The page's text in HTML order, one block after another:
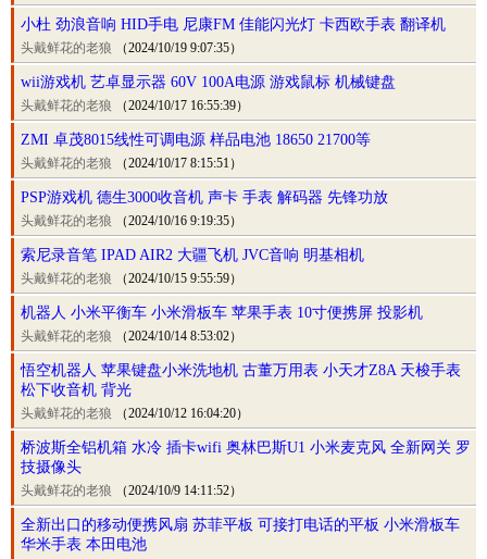
小杜 劲浪音响 HID手电 尼康FM 佳能闪光灯 卡西欧手表 翻译机
头戴鲜花的老狼 （2024/10/19 9:07:35）
wii游戏机 艺卓显示器 60V 100A电源 游戏鼠标 机械键盘
头戴鲜花的老狼 （2024/10/17 16:55:39）
ZMI 卓茂8015线性可调电源 样品电池 18650 21700等
头戴鲜花的老狼 （2024/10/17 8:15:51）
PSP游戏机 德生3000收音机 声卡 手表 解码器 先锋功放
头戴鲜花的老狼 （2024/10/16 9:19:35）
索尼录音笔 IPAD AIR2 大疆飞机 JVC音响 明基相机
头戴鲜花的老狼 （2024/10/15 9:55:59）
机器人 小米平衡车 小米滑板车 苹果手表 10寸便携屏 投影机
头戴鲜花的老狼 （2024/10/14 8:53:02）
悟空机器人 苹果键盘小米洗地机 古董万用表 小天才Z8A 天梭手表
松下收音机 背光
头戴鲜花的老狼 （2024/10/12 16:04:20）
桥波斯全铝机箱 水冷 插卡wifi 奥林巴斯U1 小米麦克风 全新网关 罗
技摄像头
头戴鲜花的老狼 （2024/10/9 14:11:52）
全新出口的移动便携风扇 苏菲平板 可接打电话的平板 小米滑板车
华米手表 本田电池